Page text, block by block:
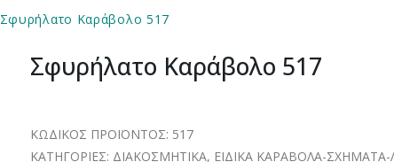
Σφυρήλατο Καράβολο 517
Σφυρήλατο Καράβολο 517
ΚΩΔΙΚΟΣ ΠΡΟΪΟΝΤΟΣ: 517
ΚΑΤΗΓΟΡΙΕΣ: ΔΙΑΚΟΣΜΗΤΙΚΑ, ΕΙΔΙΚΑ ΚΑΡΑΒΟΛΑ-ΣΧΗΜΑΤΑ-